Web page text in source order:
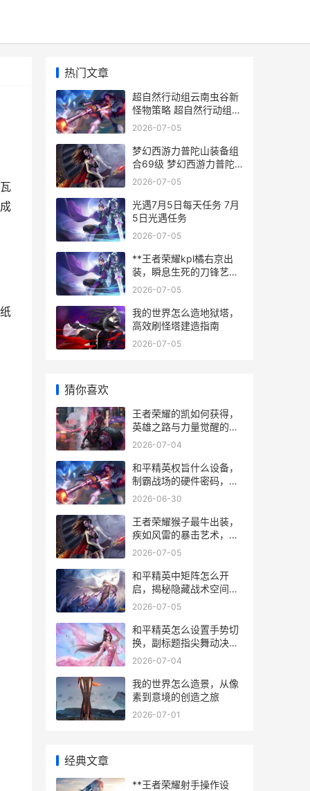
热门文章
超自然行动组云南虫谷新
怪物策略 超自然行动组云
南虫谷
2026-07-05
梦幻西游力普陀山装备组
合69级 梦幻西游力普陀
任务厉害不
2026-07-05
光遇7月5日每天任务 7月
5日光遇任务
2026-07-05
**王者荣耀kpl橘右京出
装，瞬息生死的刀锋艺术
**
2026-07-05
我的世界怎么造地狱塔，
高效刷怪塔建造指南
2026-07-05
猜你喜欢
王者荣耀的凯如何获得，
英雄之路与力量觉醒的副
标题
2026-07-04
和平精英权旨什么设备，
制霸战场的硬件密码，副
标题，从手机到外设的终
2026-06-30
王者荣耀猴子最牛出装，
疾如风雷的暴击艺术，副
标题，三棍定江山的核心
2026-07-05
和平精英中矩阵怎么开
启，揭秘隐藏战术空间的
钥匙
2026-07-05
和平精英怎么设置手势切
换，副标题指尖舞动决胜
战场
2026-07-04
我的世界怎么造景，从像
素到意境的创造之旅
2026-07-01
经典文章
**王者荣耀射手操作设